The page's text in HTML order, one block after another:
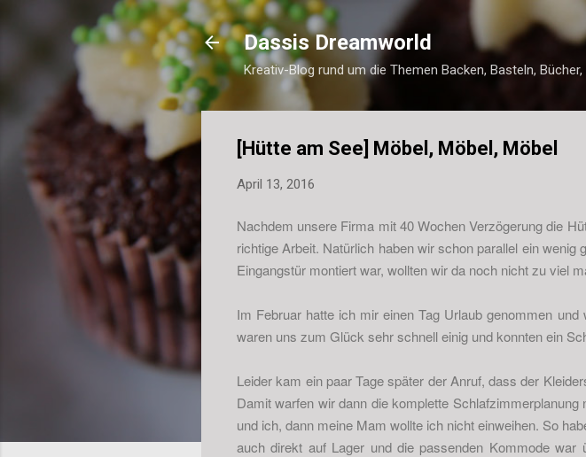
Direkt
Dassis Dreamworld
Kreativ-Blog rund um die Themen Backen, Basteln,
[Hütte am See] Möbel, Möbel, Möbel
April 13, 2016
Nachdem unsere Firma mit 40 Wochen Verzögerung die
richtige Arbeit. Natürlich haben wir schon parallel ein
Eingangstür montiert war, wollten wir da noch nicht zu viel
Im Februar hatte ich mir einen Tag Urlaub genommen
waren uns zum Glück sehr schnell einig und konnten ein
Leider kam ein paar Tage später der Anruf, dass der
Damit warfen wir dann die komplette
und ich, dann meine Mam wollte ich nicht einweihen. So
auch direkt auf Lager und die passenden Kommode